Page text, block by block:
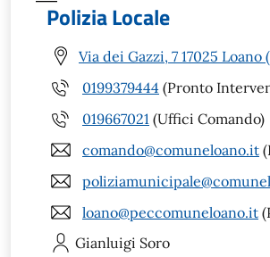
Polizia Locale
Via dei Gazzi, 7 17025 Loano
0199379444 (Pronto
019667021 (Uffici Comando)
comando@comuneloano.it
loano@peccomuneloano.it
Gianluigi Soro